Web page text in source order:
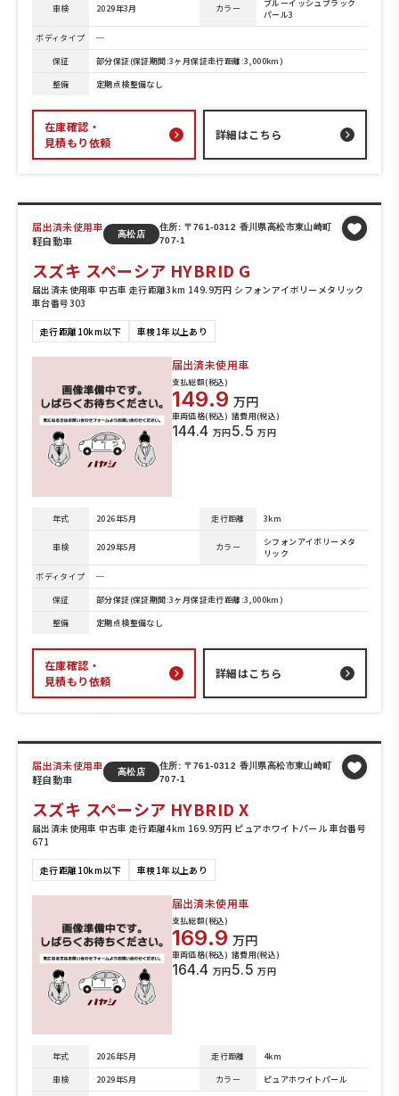
車検 2029年3月 カラー
ブルーイッシュブラック
パール3
ボディタイプ
─
保証
部分保証(保証期間:3ヶ月保証走行距離:3,000km)
整備
定期点検整備なし
在庫確認・
見積もり依頼
詳細はこちら
届出済未使用車
軽自動車
高松店
住所: 〒761-0312 香川県高松市東山崎町
707-1
スズキ スペーシア HYBRID G
届出済未使用車 中古車 走行距離3km 149.9万円 シフォンアイボリーメタリック
車台番号303
走行距離10km以下 車検1年以上あり
届出済未使用車
支払総額(税込)
149.9 万円
車両価格(税込)
144.4 万円
諸費用(税込)
5.5 万円
年式 2026年5月 走行距離 3km
車検 2029年5月 カラー
シフォンアイボリーメタ
リック
ボディタイプ
─
保証
部分保証(保証期間:3ヶ月保証走行距離:3,000km)
整備
定期点検整備なし
在庫確認・
見積もり依頼
詳細はこちら
届出済未使用車
軽自動車
高松店
住所: 〒761-0312 香川県高松市東山崎町
707-1
スズキ スペーシア HYBRID X
届出済未使用車 中古車 走行距離4km 169.9万円 ピュアホワイトパール 車台番号
671
走行距離10km以下 車検1年以上あり
届出済未使用車
支払総額(税込)
169.9 万円
車両価格(税込)
164.4 万円
諸費用(税込)
5.5 万円
年式 2026年5月 走行距離
4km
車検
2029年5月 カラー
ピュアホワイトパール